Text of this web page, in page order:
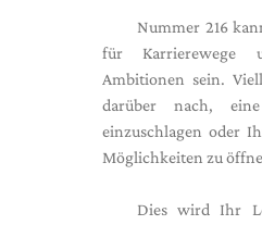
Nummer 216
für Karrierewege
Ambitionen sein.
darüber nach,
einzuschlagen oder
Möglichkeiten zu
Dies wird Ihr